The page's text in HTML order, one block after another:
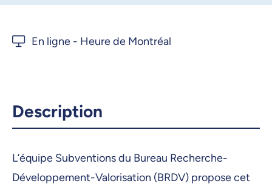
Description
L’équipe Subventions du Bureau Recherche-
Développement-Valorisation (BRDV) propose cet